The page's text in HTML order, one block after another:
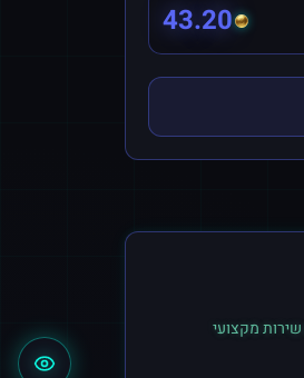
43.20
מקצועי